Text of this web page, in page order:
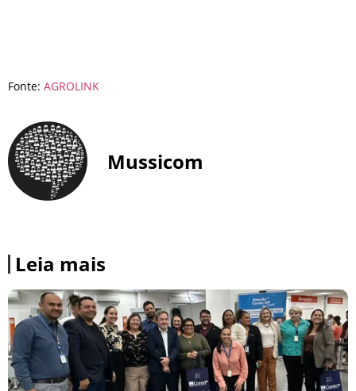
Fonte: AGROLINK
Mussicom
Leia mais